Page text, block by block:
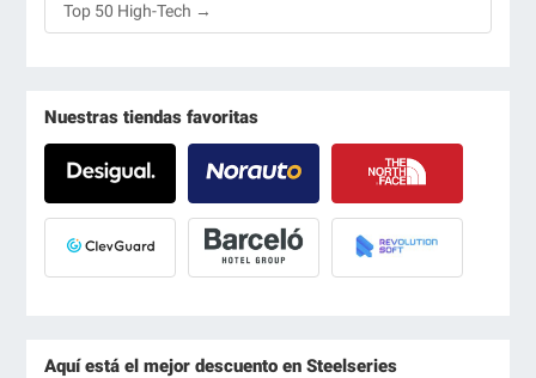
Top 50 High-Tech →
Nuestras tiendas favoritas
Aquí está el mejor descuento en Steelseries